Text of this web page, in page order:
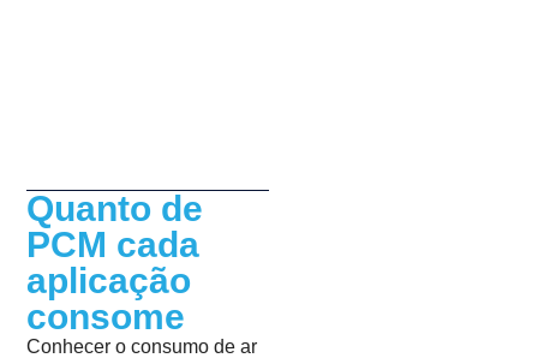
Quanto de
PCM cada
aplicação
consome
Conhecer o consumo de ar